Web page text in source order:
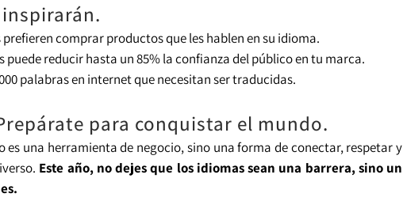
comprar productos que les hablen en su idioma.
reducir hasta un 85% la confianza del público en tu marca.
palabras en internet que necesitan ser traducidas.
para conquistar el mundo.
una herramienta de negocio, sino una forma de conectar, respetar y
Este año, no dejes que los idiomas sean una barrera, sino un